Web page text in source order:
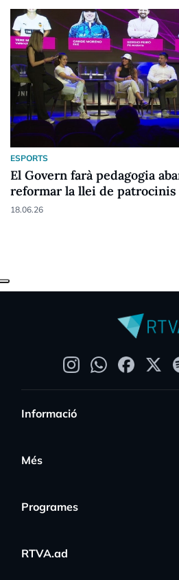
ESPORTS
El Govern farà pedagogia
reformar la llei de
18.06.26
Informació
Més
Programes
RTVA.ad